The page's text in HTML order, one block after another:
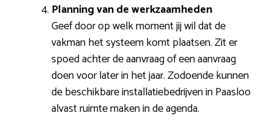
Planning van de werkzaamheden
Geef door op welk moment jij wil dat de
vakman het systeem komt plaatsen. Zit er
spoed achter de aanvraag of een aanvraag
doen voor later in het jaar. Zodoende kunnen
de beschikbare installatiebedrijven in Paasloo
alvast ruimte maken in de agenda.